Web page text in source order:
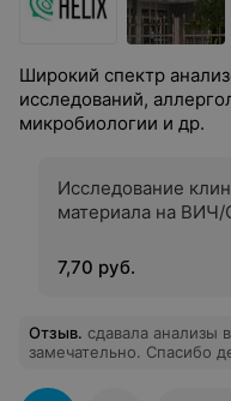
Широкий спектр
исследований,
микробиологии и др.
Исследование
материала на
7,70 руб.
Отзыв. сдавала анализы
замечательно. Спасибо